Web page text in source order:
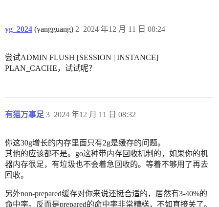
yg_2024 (yangguang) 2024 年12 月 11 日 08:24
2
尝试ADMIN FLUSH [SESSION | INSTANCE]
PLAN_CACHE，试试呢？
有猫万事足 2024 年12 月 11 日 08:32
3
你这30g增长的内存里面只有2g是缓存的问题。
其他的应该都不是。go这种带内存回收机制的，如果你的机
器内存很足，有垃圾也不会着急回收的。等着不够用了再去
回收。
另外non-prepared缓存对你来说还挺合适的，居然有3-40%的
命中率。反而是prepared的命中率非常糟糕，不如直接关了。